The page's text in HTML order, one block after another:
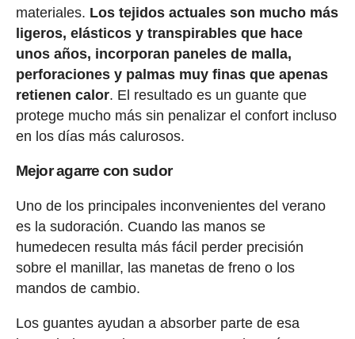
materiales. Los tejidos actuales son mucho más
ligeros, elásticos y transpirables que hace
unos años, incorporan paneles de malla,
perforaciones y palmas muy finas que apenas
retienen calor. El resultado es un guante que
protege mucho más sin penalizar el confort incluso
en los días más calurosos.
Mejor agarre con sudor
Uno de los principales inconvenientes del verano
es la sudoración. Cuando las manos se
humedecen resulta más fácil perder precisión
sobre el manillar, las manetas de freno o los
mandos de cambio.
Los guantes ayudan a absorber parte de esa